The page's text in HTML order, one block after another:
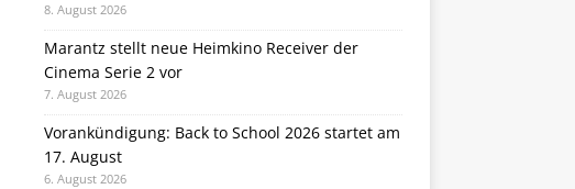
8. August 2026
Marantz stellt neue Heimkino Receiver der
Cinema Serie 2 vor
7. August 2026
Vorankündigung: Back to School 2026 startet am
17. August
6. August 2026